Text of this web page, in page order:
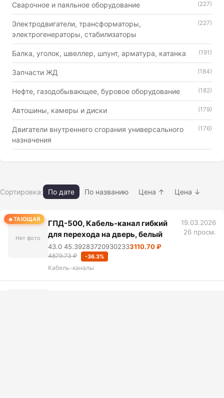
Сварочное и паяльное оборудование (227)
Электродвигатели, трансформаторы,
электрогенераторы, стабилизаторы
(227)
Балка, уголок, швеллер, шпунт, арматура, катанка (191)
Запчасти ЖД (184)
Нефте, газодобывающее, буровое оборудование (182)
Автошины, камеры и диски (179)
Двигатели внутреннего сгорания универсального
назначения
(176)
Сортировка: По дате По названию Цена ↑ Цена ↓
ТАЮЩАЯ
Нет фото
ГПД-500, Кабель-канал гибкий
для перехода на дверь, белый
43.0 45.392837209302333110.70 ₽
4879.73 ₽ -36.3%
Кабель-каналы
19.03.2026
26 просм.